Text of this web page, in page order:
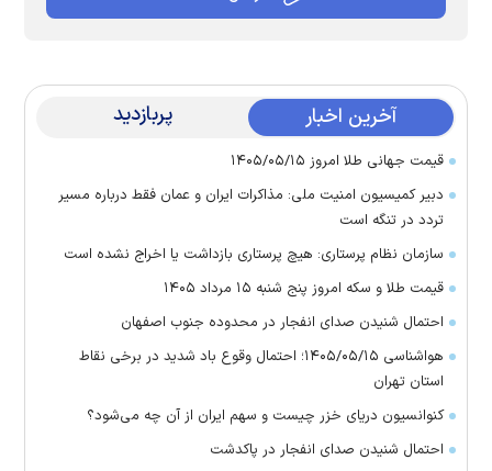
آخرین اخبار پربازدید
قیمت جهانی طلا امروز ۱۴۰۵/۰۵/۱۵
دبیر کمیسیون امنیت ملی: مذاکرات ایران و عمان فقط درباره مسیر
تردد در تنگه است
سازمان نظام پرستاری: هیچ پرستاری بازداشت یا اخراج نشده است
قیمت طلا و سکه امروز پنج شنبه ۱۵ مرداد ۱۴۰۵
احتمال شنیدن صدای انفجار در محدوده جنوب اصفهان
هواشناسی ۱۴۰۵/۰۵/۱۵؛ احتمال وقوع باد شدید در برخی نقاط
استان تهران
کنوانسیون دریای خزر چیست و سهم ایران از آن چه می‌شود؟
احتمال شنیدن صدای انفجار در پاکدشت